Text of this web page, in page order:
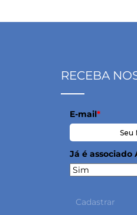
RECEBA
E-mail*
Já é associado
Cadastrar